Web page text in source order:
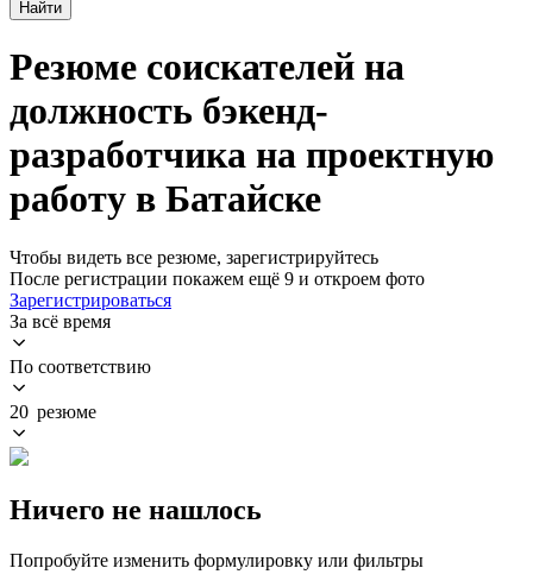
Найти
Резюме соискателей на
должность бэкенд-
разработчика на проектную
работу в Батайске
Чтобы видеть все резюме, зарегистрируйтесь
После регистрации покажем ещё 9 и откроем фото
Зарегистрироваться
За всё время
По соответствию
20 резюме
Ничего не нашлось
Попробуйте изменить формулировку или фильтры